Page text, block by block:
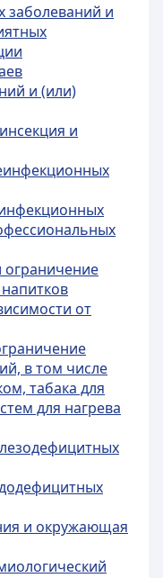
заболеваний и
и (или)
и
ограничение
от
в том числе
табака для
для нагрева
и окружающая